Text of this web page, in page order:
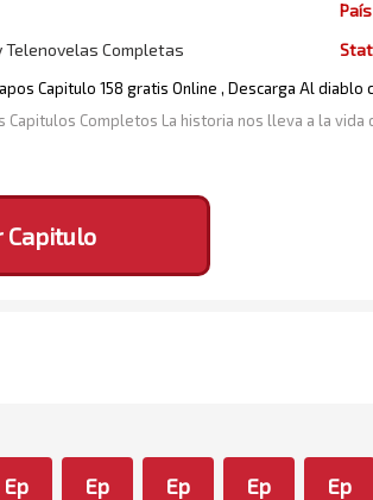
Telenovelas Completas
Capitulo 158 gratis Online , Descarga Al diablo
Capitulos Completos La historia nos lleva a la
Capitulo
Ep Ep Ep Ep Ep